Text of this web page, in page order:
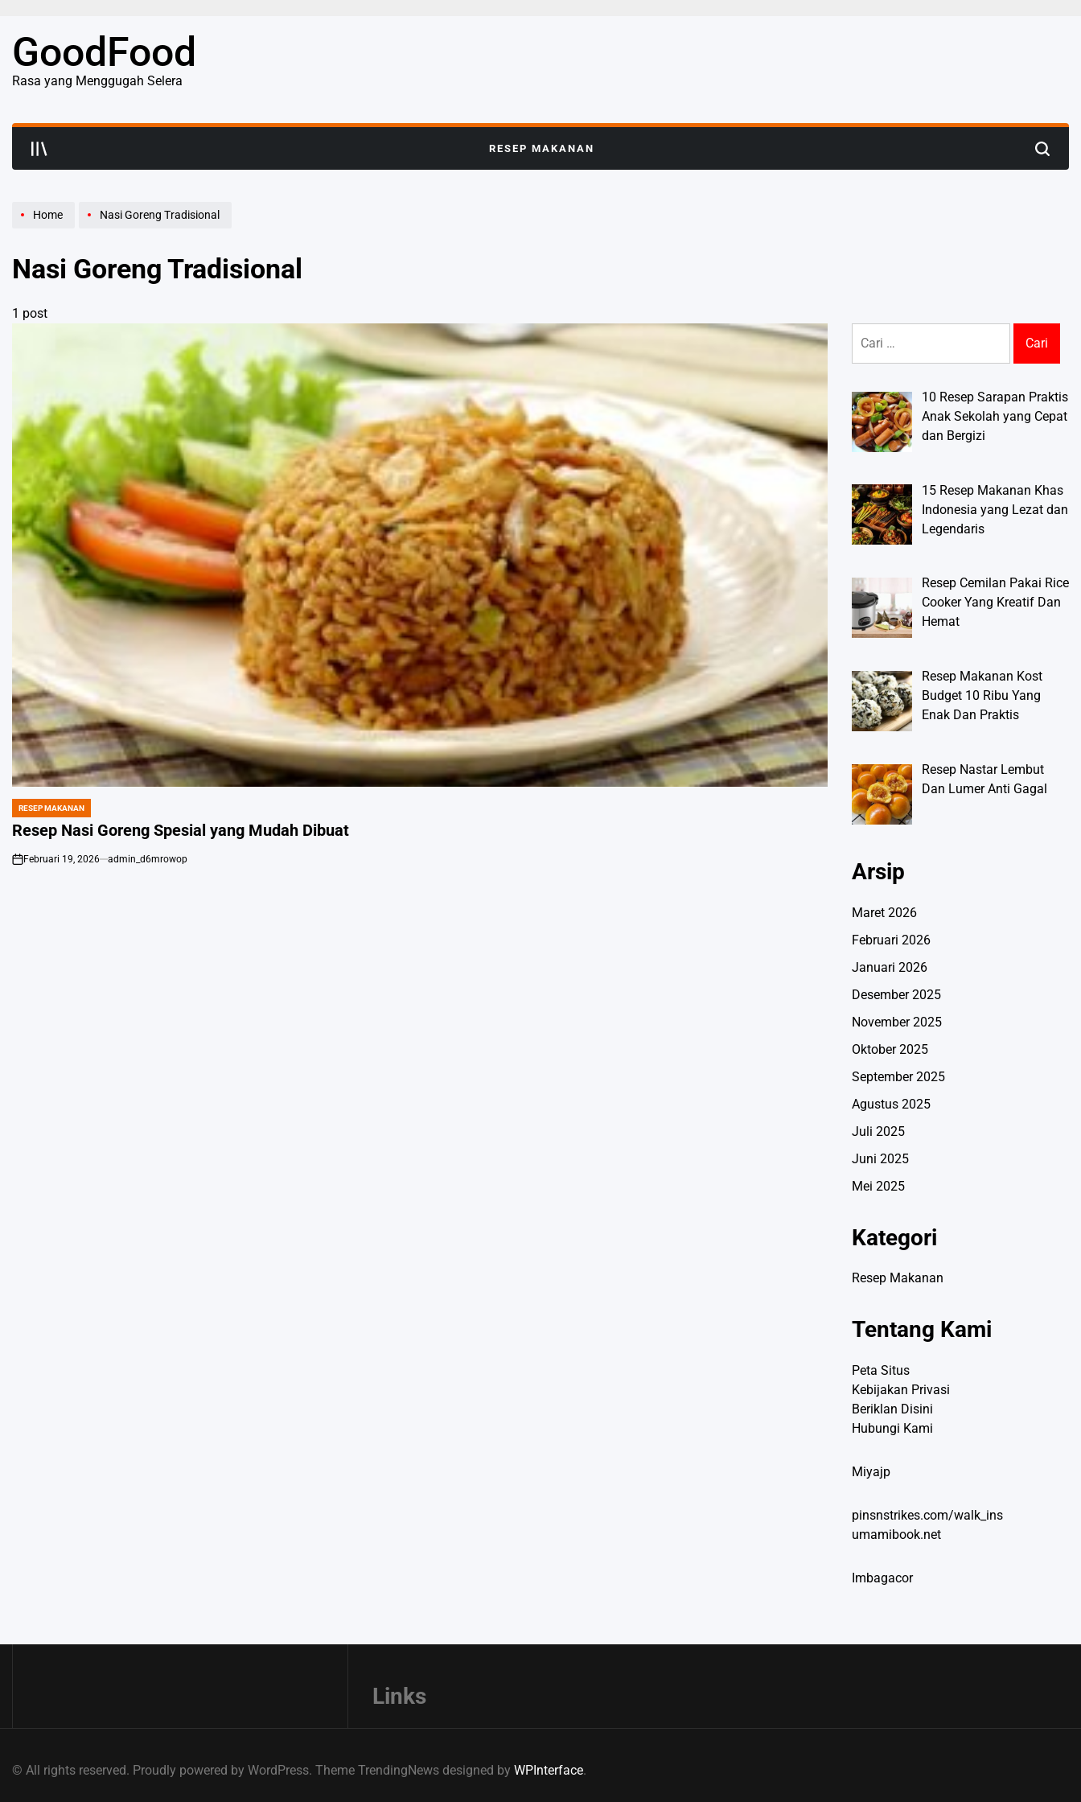
content
GoodFood
Rasa yang Menggugah Selera
RESEP MAKANAN Search
Home Nasi Goreng Tradisional
Nasi Goreng Tradisional
1 post
POSTED
IN
RESEP MAKANAN
Resep Nasi Goreng Spesial yang Mudah Dibuat
on
Februari 19, 2026 admin_d6mrowop
untuk:
10 Resep Sarapan Praktis
Anak Sekolah yang Cepat
dan Bergizi
15 Resep Makanan Khas
Indonesia yang Lezat dan
Legendaris
Resep Cemilan Pakai Rice
Cooker Yang Kreatif Dan
Hemat
Resep Makanan Kost
Budget 10 Ribu Yang
Enak Dan Praktis
Resep Nastar Lembut
Dan Lumer Anti Gagal
Arsip
Maret 2026
Februari 2026
Januari 2026
Desember 2025
November 2025
Oktober 2025
September 2025
Agustus 2025
Juli 2025
Juni 2025
Mei 2025
Kategori
Resep Makanan
Tentang Kami
Peta Situs
Kebijakan Privasi
Beriklan Disini
Hubungi Kami
Miyajp
pinsnstrikes.com/walk_ins
umamibook.net
Imbagacor
Links
© All rights reserved. Proudly powered by WordPress. Theme TrendingNews designed by WPInterface.